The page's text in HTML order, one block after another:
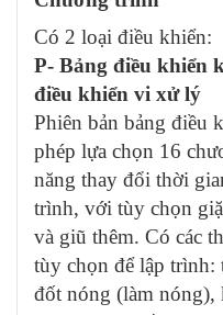
Có 2 loại điều khiển:
P- Bảng điều khiển
điều khiển vi xử lý
Phiên bản bảng điều
phép lựa chọn 16
năng thay đổi thời
trình, với tùy chọn
và giũ thêm. Có các
tùy chọn để lập trình:
đốt nóng (làm